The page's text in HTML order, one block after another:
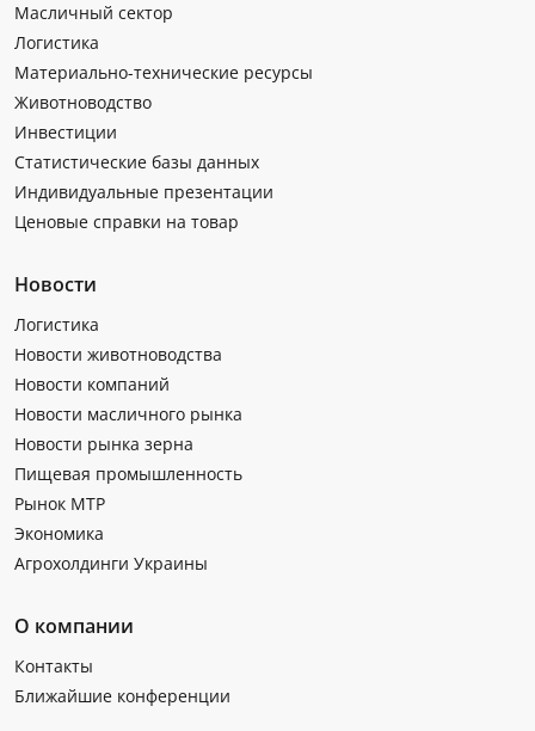
Масличный сектор
Логистика
Материально-технические ресурсы
Животноводство
Инвестиции
Статистические базы данных
Индивидуальные презентации
Ценовые справки на товар
Новости
Логистика
Новости животноводства
Новости компаний
Новости масличного рынка
Новости рынка зерна
Пищевая промышленность
Рынок МТР
Экономика
Агрохолдинги Украины
О компании
Контакты
Ближайшие конференции